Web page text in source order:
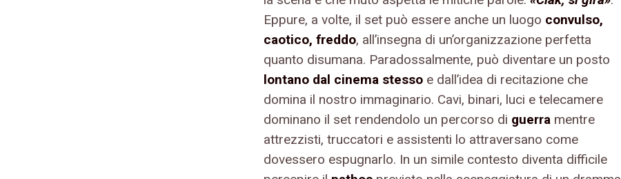
Eppure, a volte, il set può essere anche un luogo convulso,
caotico, freddo, all’insegna di un’organizzazione perfetta
quanto disumana. Paradossalmente, può diventare un posto
lontano dal cinema stesso e dall’idea di recitazione che
domina il nostro immaginario. Cavi, binari, luci e telecamere
dominano il set rendendolo un percorso di guerra mentre
attrezzisti, truccatori e assistenti lo attraversano come
dovessero espugnarlo. In un simile contesto diventa difficile